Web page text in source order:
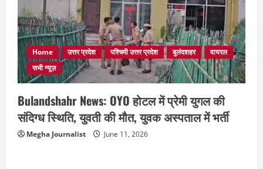
Home उत्तर प्रदेश पश्चिमी उत्तर प्रदेश बुलंदशहर
वायरल
सभी न्यूज़
Bulandshahr News: OYO होटल में प्रेमी युगल की
संदिग्ध स्थिति, युवती की मौत, युवक अस्पताल में भर्ती
Megha Journalist June 11, 2026